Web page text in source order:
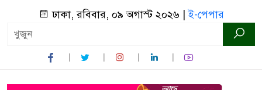
ঢাকা, রবিবার, ০৯ অগাস্ট ২০২৬ |ই-পেপার